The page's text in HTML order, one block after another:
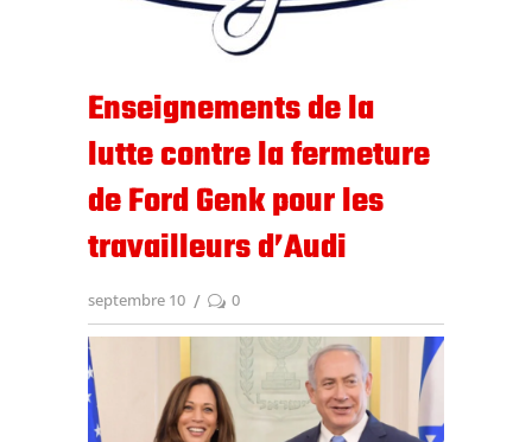
Enseignements de la
lutte contre la fermeture
de Ford Genk pour les
travailleurs d’Audi
septembre 10 0